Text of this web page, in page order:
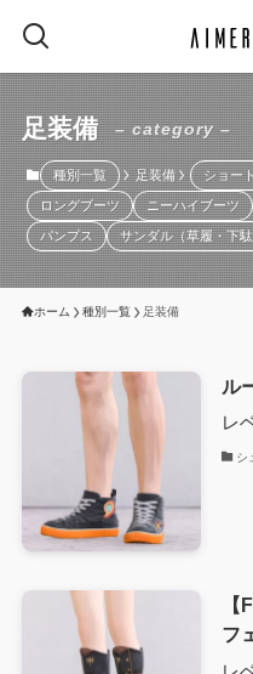
足装備 – category –
種別一覧 足装備 ショー
ロングブーツ ニーハイブーツ
パンプス サンダル（草履・下
ホーム 種別一覧 足装備
ル
レ
シ
フ